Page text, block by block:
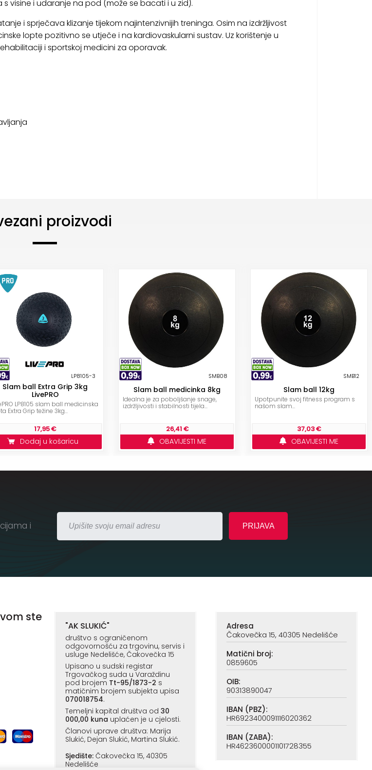
visine i udaranje na pod (može se bacati i u zid).
i sprječava klizanje tijekom najintenzivnijih treninga. Osim na izdržljivost
lopte pozitivno se utječe i na kardiovaskularni sustav. Uz korištenje u
i sportskoj medicini za oporavak.
proizvodi
LP8105-3
Slam ball Extra Grip 3kg
LivePRO
LP8105 slam ball medicinska
Extra Grip težine 3kg...
17,95 €
Dodaj u košaricu
SMB08
Slam ball medicinka 8kg
Idealna je za poboljšanje snage,
izdržljivosti i stabilnosti tijela...
26,41 €
OBAVIJESTI ME
SMB12
Slam ball 12kg
Upotpunite svoj fitness program s
našom slam...
37,03 €
OBAVIJESTI ME
i
ste
"AK SLUKIĆ"
društvo s ograničenom
odgovornošću za trgovinu, servis i
usluge Nedelišće, Čakovečka 15
Upisano u sudski registar
Trgovačkog suda u Varaždinu
pod brojem Tt-95/1873-2 s
matičnim brojem subjekta upisa
070018754.
Temeljni kapital društva od 30
000,00 kuna uplaćen je u cjelosti.
Članovi uprave društva: Marija
Slukić, Dejan Slukić, Martina Slukić.
Sjedište: Čakovečka 15, 40305
Nedelišće
Adresa
Čakovečka 15, 40305 Nedelišće
Matični broj:
0859605
OIB:
90313890047
IBAN (PBZ):
HR6923400091116020362
IBAN (ZABA):
HR4623600001101728355